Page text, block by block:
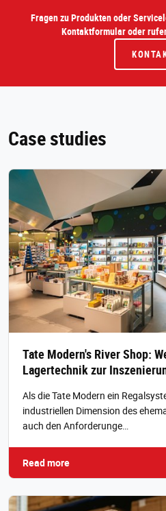
Fragen zu Produkten oder
Kontaktformular oder
Case studies
Tate Modern's River Shop:
Lagertechnik zur
Als die Tate Modern ein
industriellen Dimension des
auch den Anforderunge…
Read more